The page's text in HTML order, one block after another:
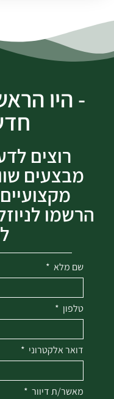
- היו
רוצים
מבצעים
הרשמו
שם מלא
טלפון
דואר אלקטרוני
מאשר/ת דיוור